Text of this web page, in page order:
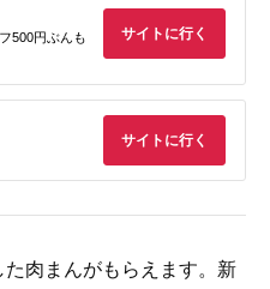
500円ぶんも
サイトに行く
サイトに行く
肉まんがもらえます。新